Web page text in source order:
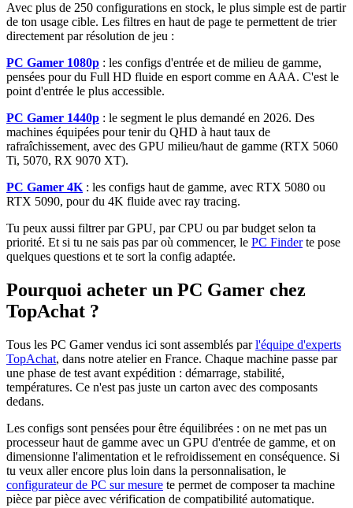
Avec plus de 250 configurations en stock, le plus simple est de partir
de ton usage cible. Les filtres en haut de page te permettent de trier
directement par résolution de jeu :
PC Gamer 1080p : les configs d'entrée et de milieu de gamme,
pensées pour du Full HD fluide en esport comme en AAA. C'est le
point d'entrée le plus accessible.
PC Gamer 1440p : le segment le plus demandé en 2026. Des
machines équipées pour tenir du QHD à haut taux de
rafraîchissement, avec des GPU milieu/haut de gamme (RTX 5060
Ti, 5070, RX 9070 XT).
PC Gamer 4K : les configs haut de gamme, avec RTX 5080 ou
RTX 5090, pour du 4K fluide avec ray tracing.
Tu peux aussi filtrer par GPU, par CPU ou par budget selon ta
priorité. Et si tu ne sais pas par où commencer, le PC Finderte pose
quelques questions et te sort la config adaptée.
Pourquoi acheter un PC Gamer chez
TopAchat ?
Tous les PC Gamer vendus ici sont assemblés parl'équipe d'experts
TopAchat, dans notre atelier en France. Chaque machine passe par
une phase de test avant expédition : démarrage, stabilité,
températures. Ce n'est pas juste un carton avec des composants
dedans.
Les configs sont pensées pour être équilibrées : on ne met pas un
processeur haut de gamme avec un GPU d'entrée de gamme, et on
dimensionne l'alimentation et le refroidissement en conséquence. Si
tu veux aller encore plus loin dans la personnalisation, le
configurateur de PC sur mesure te permet de composer ta machine
pièce par pièce avec vérification de compatibilité automatique.